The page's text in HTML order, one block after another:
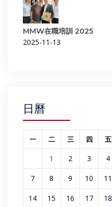
MMW在職培訓 2025
2025-11-13
日曆
一 二 三 四 五
1 2 3 4
7 8 9 10 11
14 15 16 17 18